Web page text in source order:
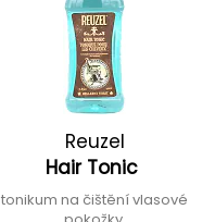
Reuzel
Hair Tonic
tonikum na čištění vlasové